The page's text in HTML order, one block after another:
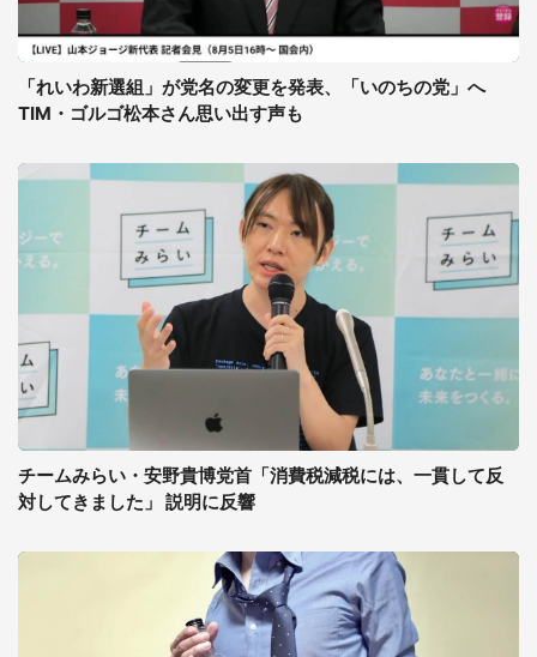
「れいわ新選組」が党名の変更を発表、「いのちの党」へ
TIM・ゴルゴ松本さん思い出す声も
チームみらい・安野貴博党首「消費税減税には、一貫して反
対してきました」 説明に反響